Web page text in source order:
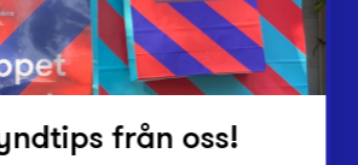
från oss!